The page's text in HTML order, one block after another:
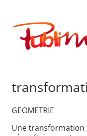
contenu
Publimath
GEOMETRIE
Une transformation